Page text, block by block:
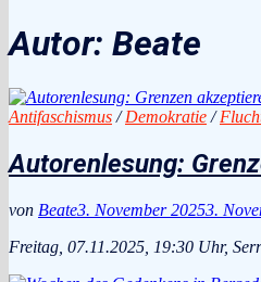
Autor: Beate
Antifaschismus /Demokratie /
Autorenlesung:
von Beate3. November 20253.
Freitag, 07.11.2025, 19:30 Uhr,